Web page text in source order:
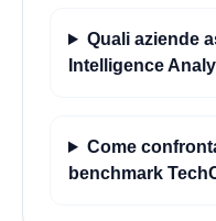
Quali aziende
Intelligence
Come
benchmark